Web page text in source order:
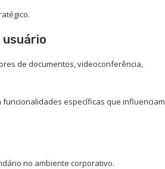
usuário
de documentos, videoconferência,
específicas que influenciam
no ambiente corporativo.